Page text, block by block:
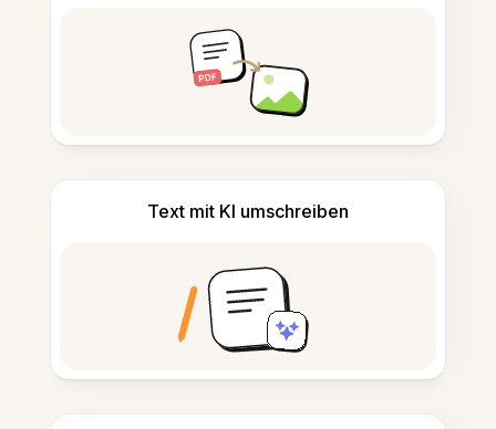
Text mit KI umschreiben